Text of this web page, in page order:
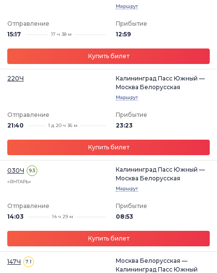
Маршрут
Отправление
15:17
17 ч 38 м
Прибытие
12:59
Купить билет
220Ч
Калининград Пасс Южный —
Москва Белорусская
Маршрут
Отправление
21:40
1 д 20 ч 36 м
Прибытие
23:23
Купить билет
030Ч 9.3
«ЯНТАРЬ»
Калининград Пасс Южный —
Москва Белорусская
Маршрут
Отправление
14:03
14 ч 29 м
Прибытие
08:53
Купить билет
147Ч 7.1
Москва Белорусская —
Калининград Пасс Южный